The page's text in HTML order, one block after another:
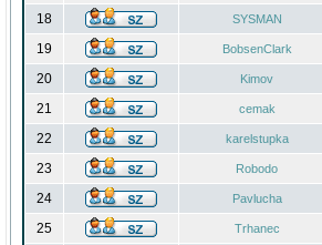
18 SYSMAN
19 BobsenClark
20 Kimov
21 cemak
22 karelstupka
23 Robodo
24 Pavlucha
25 Trhanec